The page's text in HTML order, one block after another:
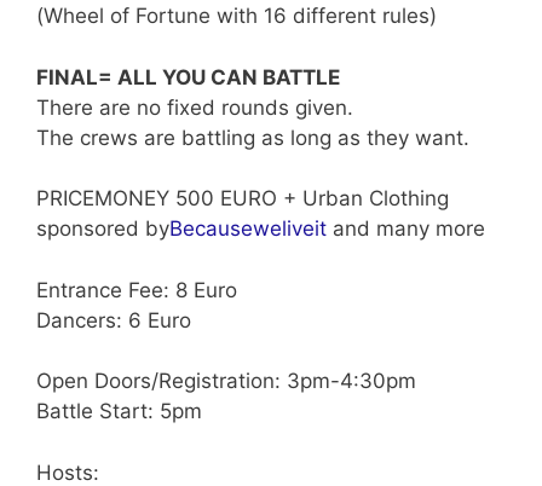
(Wheel of Fortune with 16 different rules)
FINAL= ALL YOU CAN BATTLE
There are no fixed rounds given.
The crews are battling as long as they want.
PRICEMONEY 500 EURO + Urban Clothing
sponsored byBecauseweliveit and many more
Entrance Fee: 8 Euro
Dancers: 6 Euro
Open Doors/Registration: 3pm-4:30pm
Battle Start: 5pm
Hosts: